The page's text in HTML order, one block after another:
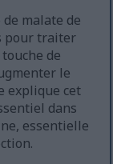
malate de
pour traiter
de
le
explique cet
dans
essentielle